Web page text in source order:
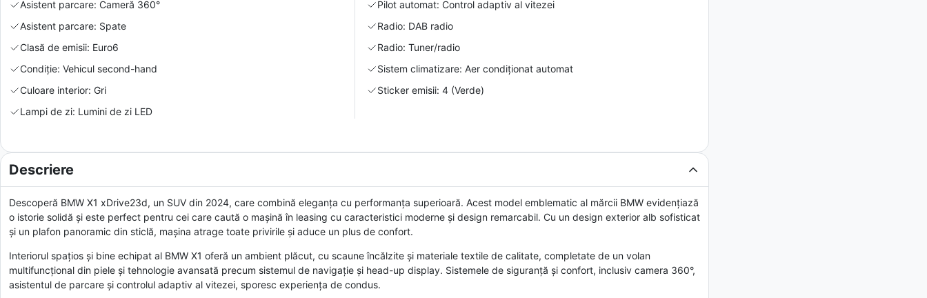
Asistent parcare: Cameră 360°
Asistent parcare: Spate
Clasă de emisii: Euro6
Condiție: Vehicul second-hand
Culoare interior: Gri
Lampi de zi: Lumini de zi LED
Pilot automat: Control adaptiv al vitezei
Radio: DAB radio
Radio: Tuner/radio
Sistem climatizare: Aer condiționat automat
Sticker emisii: 4 (Verde)
Descriere
Descoperă BMW X1 xDrive23d, un SUV din 2024, care combină eleganța cu performanța superioară. Acest model emblematic al mărcii BMW evidențiază
o istorie solidă și este perfect pentru cei care caută o mașină în leasing cu caracteristici moderne și design remarcabil. Cu un design exterior alb sofisticat
și un plafon panoramic din sticlă, mașina atrage toate privirile și aduce un plus de confort.
Interiorul spațios și bine echipat al BMW X1 oferă un ambient plăcut, cu scaune încălzite și materiale textile de calitate, completate de un volan
multifuncțional din piele și tehnologie avansată precum sistemul de navigație și head-up display. Sistemele de siguranță și confort, inclusiv camera 360°,
asistentul de parcare și controlul adaptiv al vitezei, sporesc experiența de condus.